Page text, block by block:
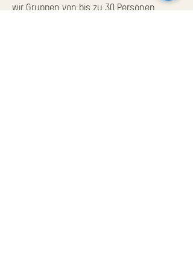
wir Gruppen von bis zu 30 Personen